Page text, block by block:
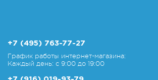
+7 (495) 763-77-27
График работы интернет-магазина:
Каждый день: с 9:00 до 19:00